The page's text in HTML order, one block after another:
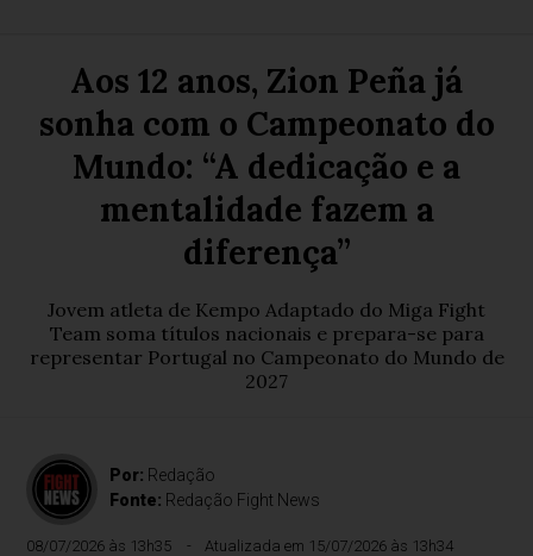
Aos 12 anos, Zion Peña já
sonha com o Campeonato do
Mundo: “A dedicação e a
mentalidade fazem a
diferença”
Jovem atleta de Kempo Adaptado do Miga Fight
Team soma títulos nacionais e prepara-se para
representar Portugal no Campeonato do Mundo de
2027
Por: Redação
Fonte: Redação Fight News
08/07/2026 às 13h35 Atualizada em 15/07/2026 às 13h34